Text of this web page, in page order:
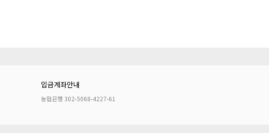
입금계좌안내
농협은행 302-5068-4227-61